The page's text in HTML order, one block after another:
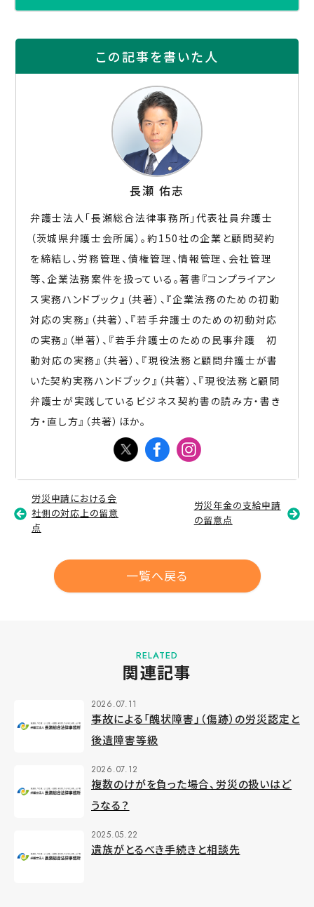
この記事を書いた人
⻑瀬 佑志
弁護士法人「長瀬総合法律事務所」代表社員弁護士
（茨城県弁護士会所属）。約150社の企業と顧問契約
を締結し、労務管理、債権管理、情報管理、会社管理
等、企業法務案件を扱っている。著書『コンプライアン
ス実務ハンドブック』（共著）、『企業法務のための初動
対応の実務』（共著）、『若手弁護士のための初動対応
の実務』（単著）、『若手弁護士のための民事弁護 初
動対応の実務』（共著）、『現役法務と顧問弁護士が書
いた契約実務ハンドブック』（共著）、『現役法務と顧問
弁護士が実践しているビジネス契約書の読み方・書き
方・直し方』（共著）ほか。
労災申請における会
社側の対応上の留意
点
一覧へ戻る
労災年金の支給申請
の留意点
RELATED
関連記事
2026.07.11
事故による「醜状障害」（傷跡）の労災認定と
後遺障害等級
2026.07.12
複数のけがを負った場合、労災の扱いはど
うなる？
2025.05.22
遺族がとるべき手続きと相談先